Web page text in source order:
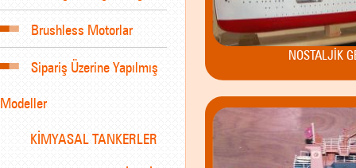
Brushless Motorlar
Sipariş Üzerine Yapılmış
Modeller
KİMYASAL TANKERLER
NOSTALJİK